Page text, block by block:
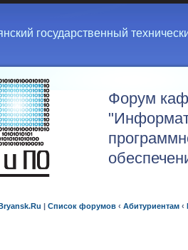
государственный
Форум
| Список форумов ‹ Абитуриентам ‹